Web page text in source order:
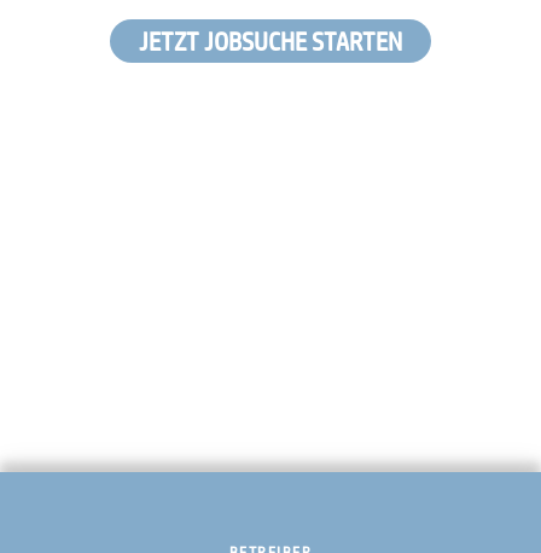
JETZT JOBSUCHE STARTEN